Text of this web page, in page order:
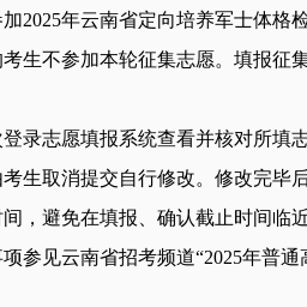
2025年云南省定向培养军士体格
生不参加本轮征集志愿。填报征
登录志愿填报系统查看并核对所
生取消提交自行修改。修改完毕
，避免在填报、确认截止时间临
参见云南省招考频道“2025年普